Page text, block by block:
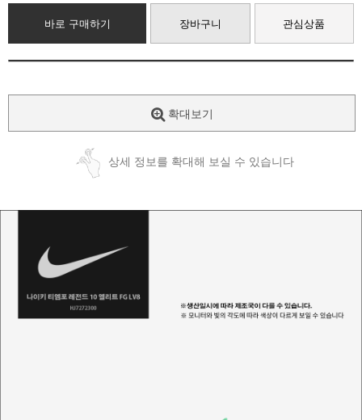
바로 구매하기 장바구니 관심상품
확대보기
상세 정보를 확대해 보실 수 있습니다